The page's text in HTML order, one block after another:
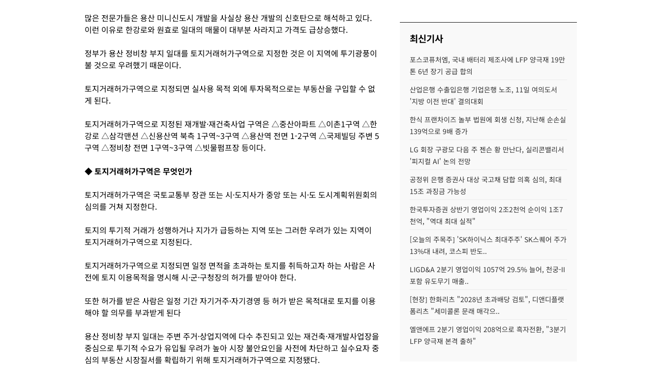
많은 전문가들은 용산 미니신도시 개발을 사실상 용산 개발의 신호탄으로 해석하고 있다.
이런 이유로 한강로와 원효로 일대의 매물이 대부분 사라지고 가격도 급상승했다.
정부가 용산 정비창 부지 일대를 토지거래허가구역으로 지정한 것은 이 지역에 투기광풍이
불 것으로 우려했기 때문이다.
토지거래허가구역으로 지정되면 실사용 목적 외에 투자목적으로는 부동산을 구입할 수 없
게 된다.
토지거래허가구역으로 지정된 재개발·재건축사업 구역은 △중산아파트 △이촌1구역 △한
강로 △삼각맨션 △신용산역 북측 1구역~3구역 △용산역 전면 1-2구역 △국제빌딩 주변 5
구역 △정비창 전면 1구역~3구역 △빗물펌프장 등이다.
◆ 토지거래허가구역은 무엇인가
토지거래허가구역은 국토교통부 장관 또는 시·도지사가 중앙 또는 시·도 도시계획위원회의
심의를 거쳐 지정한다.
토지의 투기적 거래가 성행하거나 지가가 급등하는 지역 또는 그러한 우려가 있는 지역이
토지거래허가구역으로 지정된다.
토지거래허가구역으로 지정되면 일정 면적을 초과하는 토지를 취득하고자 하는 사람은 사
전에 토지 이용목적을 명시해 시·군·구청장의 허가를 받아야 한다.
또한 허가를 받은 사람은 일정 기간 자기거주·자기경영 등 허가 받은 목적대로 토지를 이용
해야 할 의무를 부과받게 된다
용산 정비창 부지 일대는 주변 주거·상업지역에 다수 추진되고 있는 재건축·재개발사업장을
중심으로 투기적 수요가 유입될 우려가 높아 시장 불안요인을 사전에 차단하고 실수요자 중
심의 부동산 시장질서를 확립하기 위해 토지거래허가구역으로 지정됐다.
최신기사
포스코퓨처엠, 국내 배터리 제조사에 LFP 양극재 19만
톤 6년 장기 공급 합의
산업은행 수출입은행 기업은행 노조, 11일 여의도서
'지방 이전 반대' 결의대회
한식 프랜차이즈 놀부 법원에 회생 신청, 지난해 순손실
139억으로 9배 증가
LG 회장 구광모 다음 주 젠슨 황 만난다, 실리콘밸리서
'피지컬 AI' 논의 전망
공정위 은행 증권사 대상 국고채 담합 의혹 심의, 최대
15조 과징금 가능성
한국투자증권 상반기 영업이익 2조2천억 순이익 1조7
천억, "역대 최대 실적"
[오늘의 주목주] 'SK하이닉스 최대주주' SK스퀘어 주가
13%대 내려, 코스피 반도..
LIGD&A 2분기 영업이익 1057억 29.5% 늘어, 천궁-II
포함 유도무기 매출..
[현장] 한화리츠 "2028년 초과배당 검토", 디앤디플랫
폼리츠 "세미콜론 문래 매각으..
엘앤에프 2분기 영업이익 208억으로 흑자전환, "3분기
LFP 양극재 본격 출하"